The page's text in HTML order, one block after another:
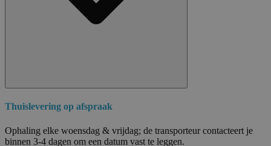
Thuislevering op afspraak
Ophaling elke woensdag & vrijdag; de transporteur contacteert je
binnen 3-4 dagen om een datum vast te leggen.